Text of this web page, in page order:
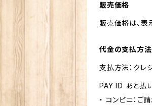
販売価格
販売価格は、表
代金の支払方法
支払方法：クレ
PAY ID あと払
・ コンビニ：ご